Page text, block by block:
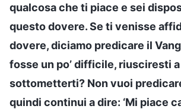
qualcosa che ti piace e sei
questo dovere. Se ti venisse
dovere, diciamo predicare il
fosse un po’ difficile, riusciresti a
sottometterti? Non vuoi
quindi continui a dire: ‘Mi piace